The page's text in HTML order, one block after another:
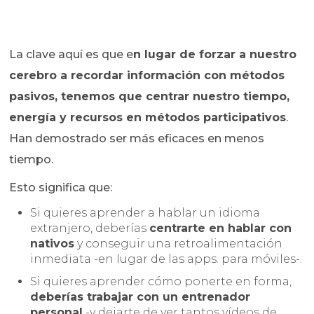
La clave aquí es que en lugar de forzar a nuestro
cerebro a recordar información con métodos
pasivos, tenemos que centrar nuestro tiempo,
energía y recursos en métodos participativos.
Han demostrado ser más eficaces en menos
tiempo.
Esto significa que:
Si quieres aprender a hablar un idioma
extranjero, deberías centrarte en hablar con
nativos y conseguir una retroalimentación
inmediata -en lugar de las apps. para móviles-.
Si quieres aprender cómo ponerte en forma,
deberías trabajar con un entrenador